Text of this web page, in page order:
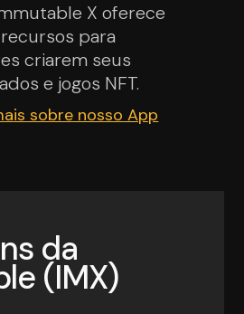
X oferece
para
criarem seus
e jogos NFT.
sobre nosso App
da
(IMX)